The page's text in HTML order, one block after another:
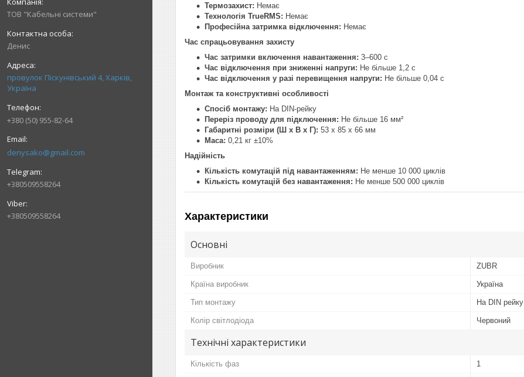
ТОВ "Кабельні системи"
Денис
провулок Піскунівський 4, Харків,
Україна
+380 (50) 955-82-64
denysako@gmail.com
+380509558264
+380509558264
Термозахист: Немає
Технологія TrueRMS: Немає
Професійна затримка відключення: Немає
Час спрацьовування захисту
Час затримки включення навантаження: 3–600 с
Час відключення при зниженні напруги: Не більше 1,2 с
Час відключення у разі перевищення напруги: Не більше 0,04 с
Монтаж та конструктивні особливості
Спосіб монтажу: На DIN-рейку
Переріз проводу для підключення: Не більше 16 мм²
Габаритні розміри (Ш х В х Г): 53 х 85 х 66 мм
Маса: 0,21 кг ±10%
Надійність
Кількість комутацій під навантаженням: Не менше 10 000 циклів
Кількість комутацій без навантаження: Не менше 500 000 циклів
Характеристики
Основні
Виробник ZUBR
Країна виробник Україна
Тип монтажу На DIN рейку
Колір світлодіода Червоний
Технічні характеристики
Кількість фаз 1